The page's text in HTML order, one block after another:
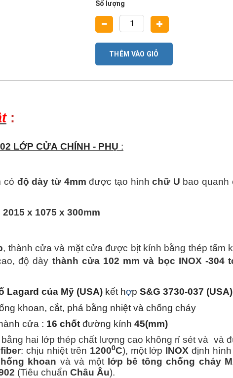
Số lượng
− +
THÊM VÀO GIỎ
:
LỚP CỬA CHÍNH - PHỤ :
có độ dày từ 4mm được tạo hìnhchữ U bao
2015 x 1075 x 300mm
, thành cửa và mặt cửa được bịt kính bằng thép tấm
độ dày thành cửa 102 mm và bọc INOX -304
Lagard của Mỹ (USA) kết hợp S&G 3730-037 (USA)
khoan, cắt, phá bằng nhiệt và chống cháy
cửa : 16 chốt đường kính 45(mm)
hai lớp thép chất lượng cao không rỉ sét và và
: chịu nhiệt trên 12000C), một lớp INOX định
khoan và và một lớp bê tông chống cháy
(Tiêu chuẩn Châu Âu).